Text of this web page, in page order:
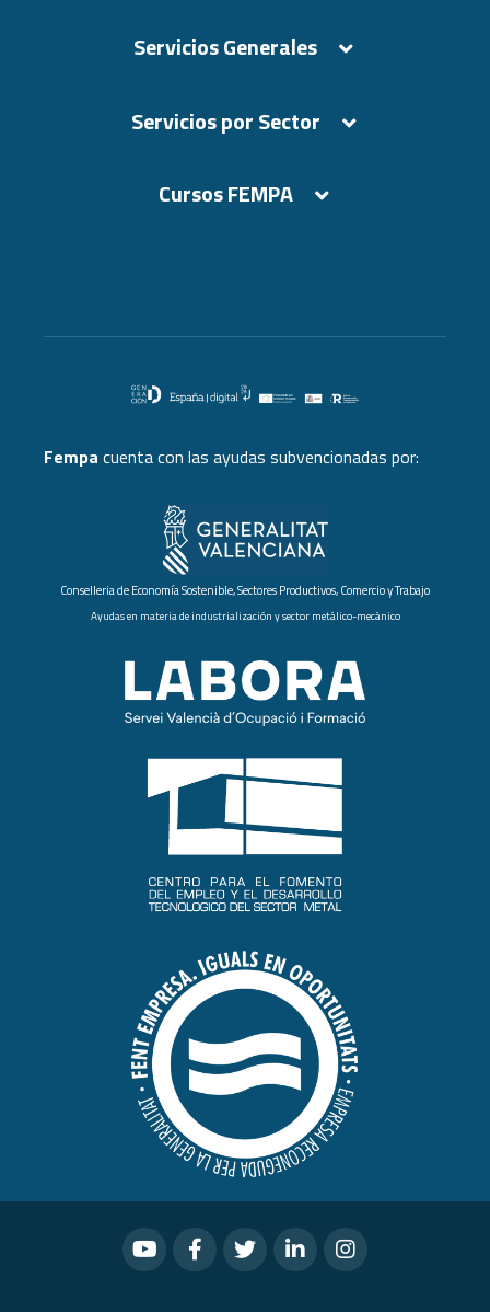
Servicios Generales
Servicios por Sector
Cursos FEMPA
Fempa cuenta con las ayudas subvencionadas por:
Conselleria de Economía Sostenible, Sectores Productivos, Comercio y Trabajo
Ayudas en materia de industrialización y sector metálico-mecánico